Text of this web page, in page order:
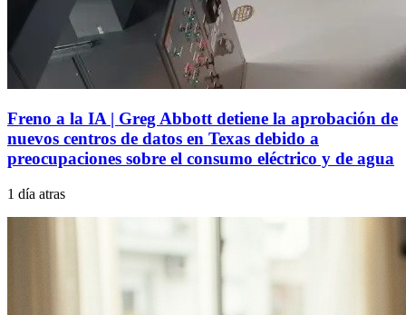
Freno a la IA | Greg Abbott detiene la aprobación de
nuevos centros de datos en Texas debido a
preocupaciones sobre el consumo eléctrico y de agua
1 día atras